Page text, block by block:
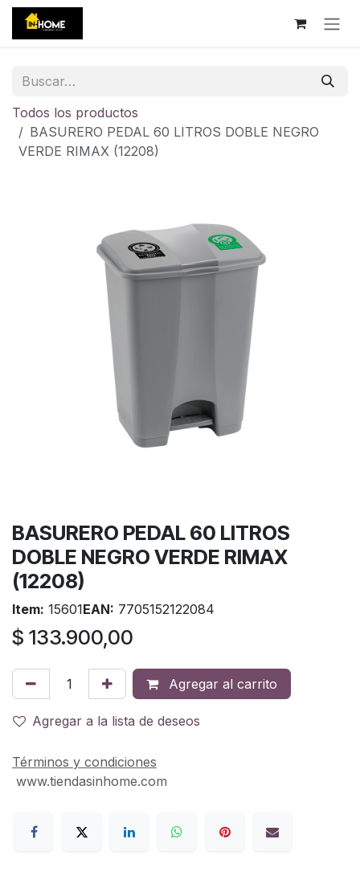
Ir al contenido
Todos los productos
BASURERO PEDAL 60 LITROS DOBLE NEGRO
VERDE RIMAX (12208)
BASURERO PEDAL 60 LITROS
DOBLE NEGRO VERDE RIMAX
(12208)
Item: 15601EAN: 7705152122084
$ 133.900,00
Agregar al carrito
Agregar a la lista de deseos
Términos y condiciones
www.tiendasinhome.com